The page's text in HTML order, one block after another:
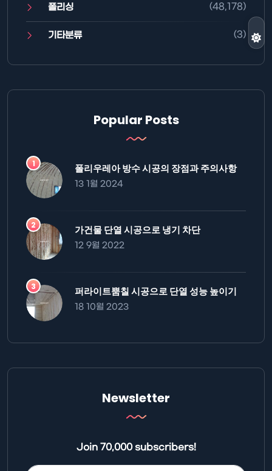
폴리싱 (48,178)
기타분류 (3)
Popular Posts
폴리우레아 방수 시공의 장점과 주의사항
13 1월 2024
가건물 단열 시공으로 냉기 차단
12 9월 2022
퍼라이트뿜칠 시공으로 단열 성능 높이기
18 10월 2023
Newsletter
Join 70,000 subscribers!